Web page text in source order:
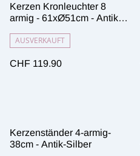
Kerzen Kronleuchter 8
armig - 61xØ51cm - Antik
AUSVERKAUFT
CHF 119.90
Kerzenständer 4-armig-
38cm - Antik-Silber